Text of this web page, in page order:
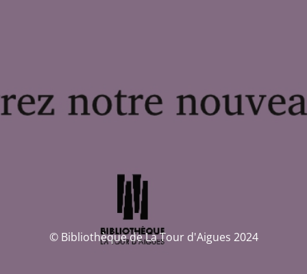
© Bibliothèque de La Tour d'Aigues 2024